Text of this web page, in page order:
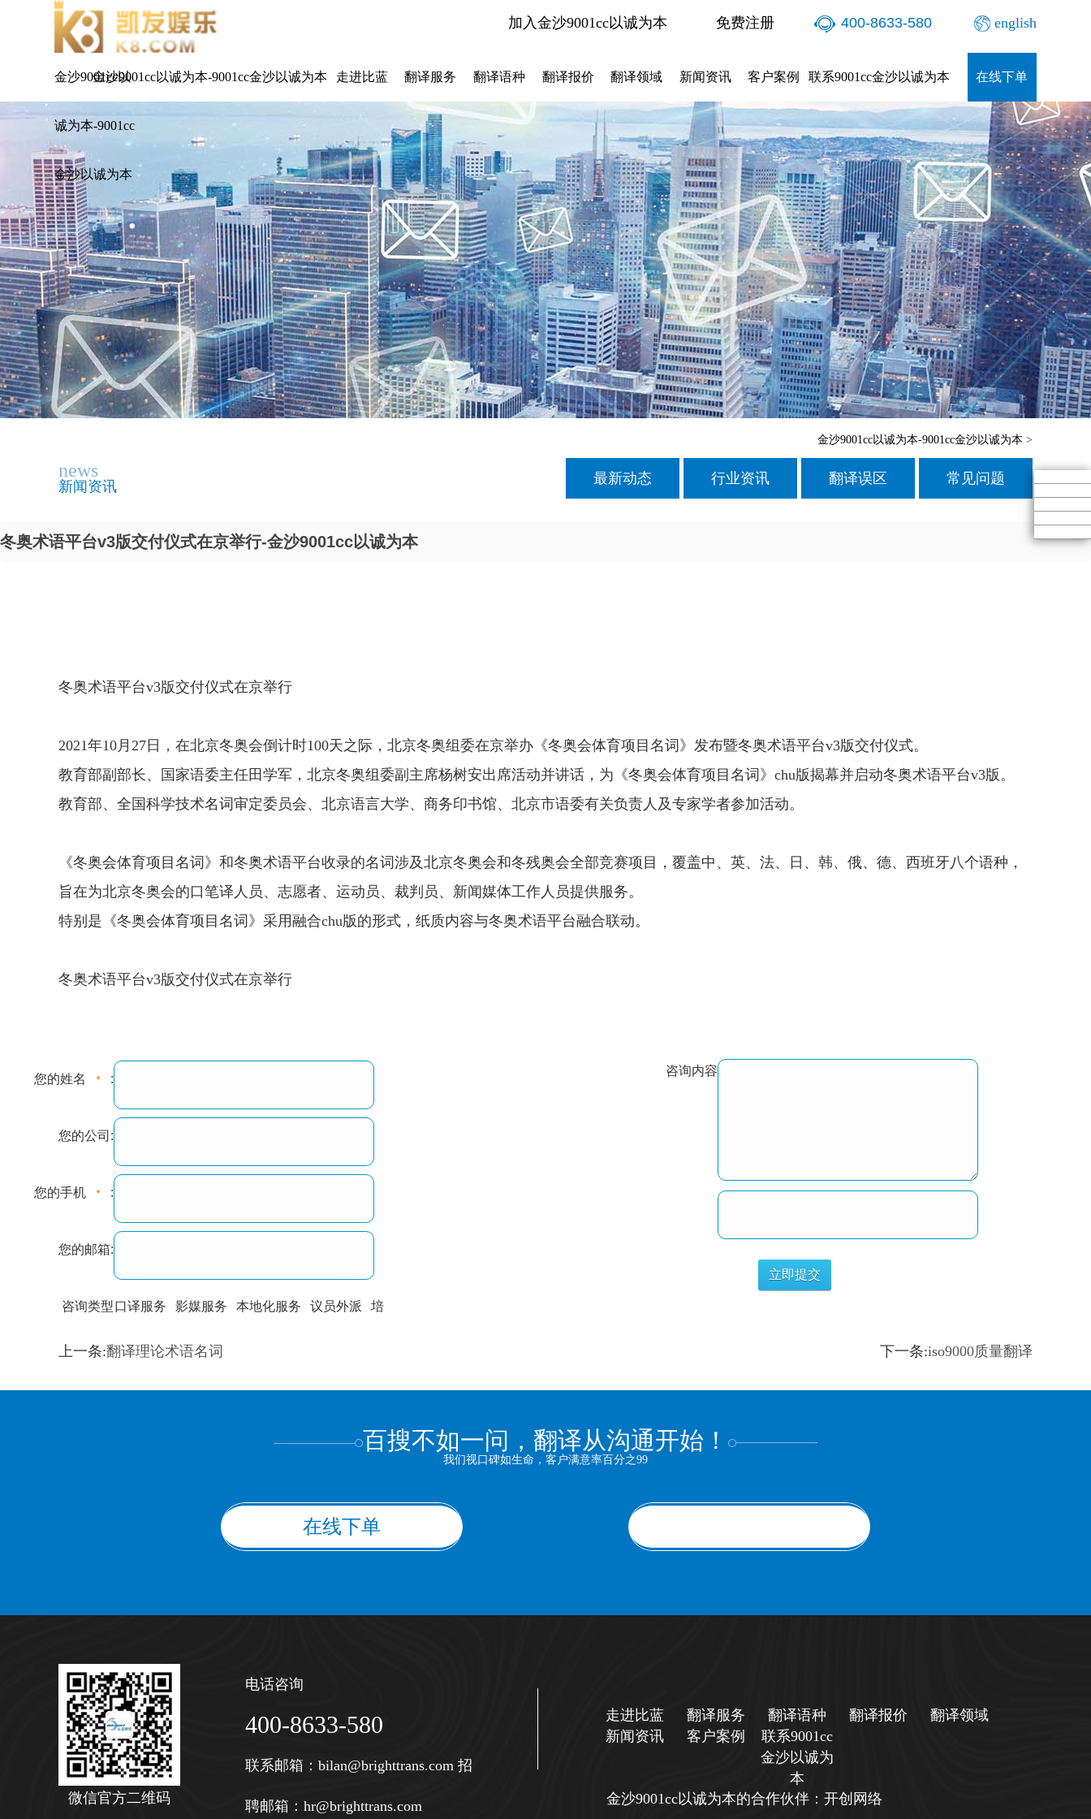
加入金沙9001cc以诚为本 免费注册 400-8633-580 english
金沙9001cc以
诚为本-9001cc
金沙以诚为本
金沙9001cc以诚为本-9001cc金沙以诚为本 走进比蓝 翻译服务 翻译语种 翻译报价 翻译领域 新闻资讯 客户案例 联系9001cc金沙以诚为本 在线下单
金沙9001cc以诚为本-9001cc金沙以诚为本 >
news
新闻资讯 最新动态 行业资讯 翻译误区 常见问题
冬奥术语平台v3版交付仪式在京举行-金沙9001cc以诚为本
冬奥术语平台v3版交付仪式在京举行
2021年10月27日，在北京冬奥会倒计时100天之际，北京冬奥组委在京举办《冬奥会体育项目名词》发布暨冬奥术语平台v3版交付仪式。
教育部副部长、国家语委主任田学军，北京冬奥组委副主席杨树安出席活动并讲话，为《冬奥会体育项目名词》chu版揭幕并启动冬奥术语平台v3版。
教育部、全国科学技术名词审定委员会、北京语言大学、商务印书馆、北京市语委有关负责人及专家学者参加活动。
《冬奥会体育项目名词》和冬奥术语平台收录的名词涉及北京冬奥会和冬残奥会全部竞赛项目，覆盖中、英、法、日、韩、俄、德、西班牙八个语种，
旨在为北京冬奥会的口笔译人员、志愿者、运动员、裁判员、新闻媒体工作人员提供服务。
特别是《冬奥会体育项目名词》采用融合chu版的形式，纸质内容与冬奥术语平台融合联动。
冬奥术语平台v3版交付仪式在京举行
您的姓名 :
您的公司:
您的手机 :
您的邮箱:
咨询类型口译服务 影媒服务 本地化服务 议员外派 培
训翻译 标准级 专业级
咨询内容
上一条:翻译理论术语名词 下一条:iso9000质量翻译
百搜不如一问，翻译从沟通开始！
我们视口碑如生命，客户满意率百分之99
在线下单
微信官方二维码
电话咨询
400-8633-580
联系邮箱： bilan@brighttrans.com 招
聘邮箱： hr@brighttrans.com
走进比蓝 翻译服务 翻译语种 翻译报价
翻译领域
新闻资讯
客户案例
联系9001cc
金沙以诚为
本
金沙9001cc以诚为本的合作伙伴：开创网络